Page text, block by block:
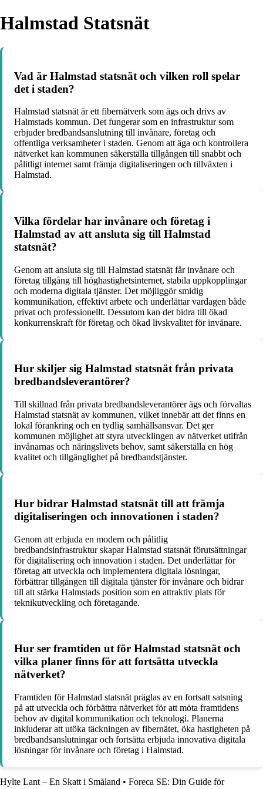
Halmstad Statsnät
Vad är Halmstad statsnät och vilken roll spelar
det i staden?
Halmstad statsnät är ett fibernätverk som ägs och drivs av
Halmstads kommun. Det fungerar som en infrastruktur som
erbjuder bredbandsanslutning till invånare, företag och
offentliga verksamheter i staden. Genom att äga och kontrollera
nätverket kan kommunen säkerställa tillgången till snabbt och
pålitligt internet samt främja digitaliseringen och tillväxten i
Halmstad.
Vilka fördelar har invånare och företag i
Halmstad av att ansluta sig till Halmstad
statsnät?
Genom att ansluta sig till Halmstad statsnät får invånare och
företag tillgång till höghastighetsinternet, stabila uppkopplingar
och moderna digitala tjänster. Det möjliggör smidig
kommunikation, effektivt arbete och underlättar vardagen både
privat och professionellt. Dessutom kan det bidra till ökad
konkurrenskraft för företag och ökad livskvalitet för invånare.
Hur skiljer sig Halmstad statsnät från privata
bredbandsleverantörer?
Till skillnad från privata bredbandsleverantörer ägs och förvaltas
Halmstad statsnät av kommunen, vilket innebär att det finns en
lokal förankring och en tydlig samhällsansvar. Det ger
kommunen möjlighet att styra utvecklingen av nätverket utifrån
invånarnas och näringslivets behov, samt säkerställa en hög
kvalitet och tillgänglighet på bredbandstjänster.
Hur bidrar Halmstad statsnät till att främja
digitaliseringen och innovationen i staden?
Genom att erbjuda en modern och pålitlig
bredbandsinfrastruktur skapar Halmstad statsnät förutsättningar
för digitalisering och innovation i staden. Det underlättar för
företag att utveckla och implementera digitala lösningar,
förbättrar tillgången till digitala tjänster för invånare och bidrar
till att stärka Halmstads position som en attraktiv plats för
teknikutveckling och företagande.
Hur ser framtiden ut för Halmstad statsnät och
vilka planer finns för att fortsätta utveckla
nätverket?
Framtiden för Halmstad statsnät präglas av en fortsatt satsning
på att utveckla och förbättra nätverket för att möta framtidens
behov av digital kommunikation och teknologi. Planerna
inkluderar att utöka täckningen av fibernätet, öka hastigheten på
bredbandsanslutningar och fortsätta erbjuda innovativa digitala
lösningar för invånare och företag i Halmstad.
Hylte Lant – En Skatt i Småland • Foreca SE: Din Guide för